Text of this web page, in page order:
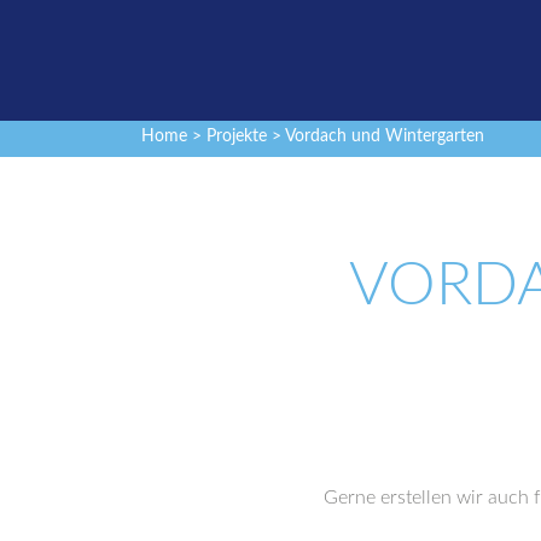
Home > Projekte > Vordach und Wintergarten
Gerne erstellen wir auch